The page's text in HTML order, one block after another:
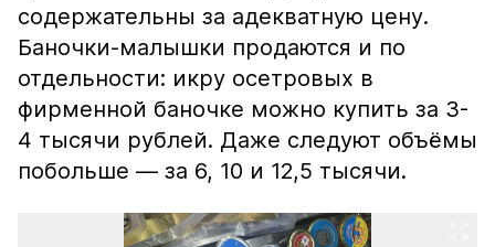
содержательны за адекватную цену.
Баночки-малышки продаются и по
отдельности: икру осетровых в
фирменной баночке можно купить за 3-
4 тысячи рублей. Даже следуют объёмы
побольше — за 6, 10 и 12,5 тысячи.